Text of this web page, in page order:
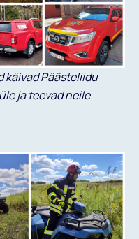
käivad Päästeliidu
ja teevad neile